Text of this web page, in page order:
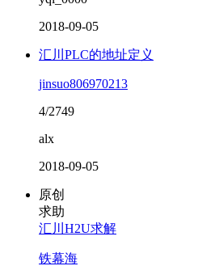
2018-09-05
汇川PLC的地址定义
jinsuo806970213
4/2749
alx
2018-09-05
原创
求助
汇川H2U求解
铁幕海